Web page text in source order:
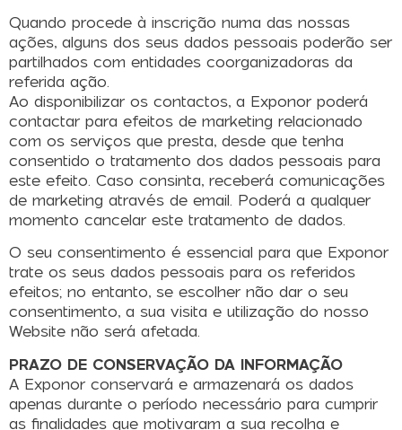
Quando procede à inscrição numa das nossas
ações, alguns dos seus dados pessoais poderão ser
partilhados com entidades coorganizadoras da
referida ação.
Ao disponibilizar os contactos, a Exponor poderá
contactar para efeitos de marketing relacionado
com os serviços que presta, desde que tenha
consentido o tratamento dos dados pessoais para
este efeito. Caso consinta, receberá comunicações
de marketing através de email. Poderá a qualquer
momento cancelar este tratamento de dados.
O seu consentimento é essencial para que Exponor
trate os seus dados pessoais para os referidos
efeitos; no entanto, se escolher não dar o seu
consentimento, a sua visita e utilização do nosso
Website não será afetada.
PRAZO DE CONSERVAÇÃO DA INFORMAÇÃO
A Exponor conservará e armazenará os dados
apenas durante o período necessário para cumprir
as finalidades que motivaram a sua recolha e